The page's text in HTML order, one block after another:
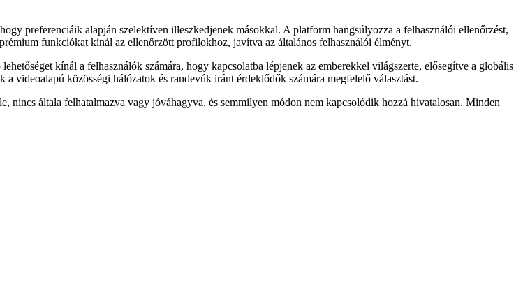
preferenciáik alapján szelektíven illeszkedjenek másokkal. A platform hangsúlyozza a felhasználói ellenőrzést,
funkciókat kínál az ellenőrzött profilokhoz, javítva az általános felhasználói élményt.
kínál a felhasználók számára, hogy kapcsolatba lépjenek az emberekkel világszerte, elősegítve a globális
videoalapú közösségi hálózatok és randevúk iránt érdeklődők számára megfelelő választást.
általa felhatalmazva vagy jóváhagyva, és semmilyen módon nem kapcsolódik hozzá hivatalosan. Minden